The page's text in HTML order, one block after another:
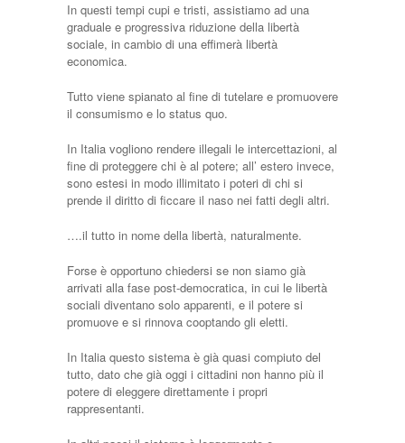
In questi tempi cupi e tristi, assistiamo ad una
graduale e progressiva riduzione della libertà
sociale, in cambio di una effimerà libertà
economica.
Tutto viene spianato al fine di tutelare e promuovere
il consumismo e lo status quo.
In Italia vogliono rendere illegali le intercettazioni, al
fine di proteggere chi è al potere; all’ estero invece,
sono estesi in modo illimitato i poteri di chi si
prende il diritto di ficcare il naso nei fatti degli altri.
….il tutto in nome della libertà, naturalmente.
Forse è opportuno chiedersi se non siamo già
arrivati alla fase post-democratica, in cui le libertà
sociali diventano solo apparenti, e il potere si
promuove e si rinnova cooptando gli eletti.
In Italia questo sistema è già quasi compiuto del
tutto, dato che già oggi i cittadini non hanno più il
potere di eleggere direttamente i propri
rappresentanti.